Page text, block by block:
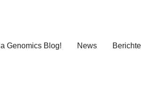
Genomics Blog! News Berichte